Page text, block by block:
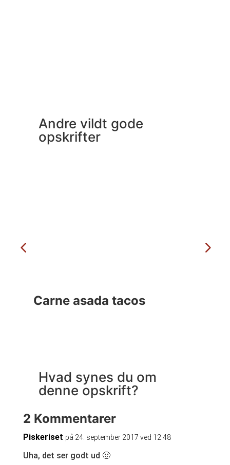
Andre vildt gode
opskrifter
Carne asada tacos
Hvad synes du om
denne opskrift?
2 Kommentarer
Piskeriset på 24. september 2017 ved 12:48
Uha, det ser godt ud 🙂